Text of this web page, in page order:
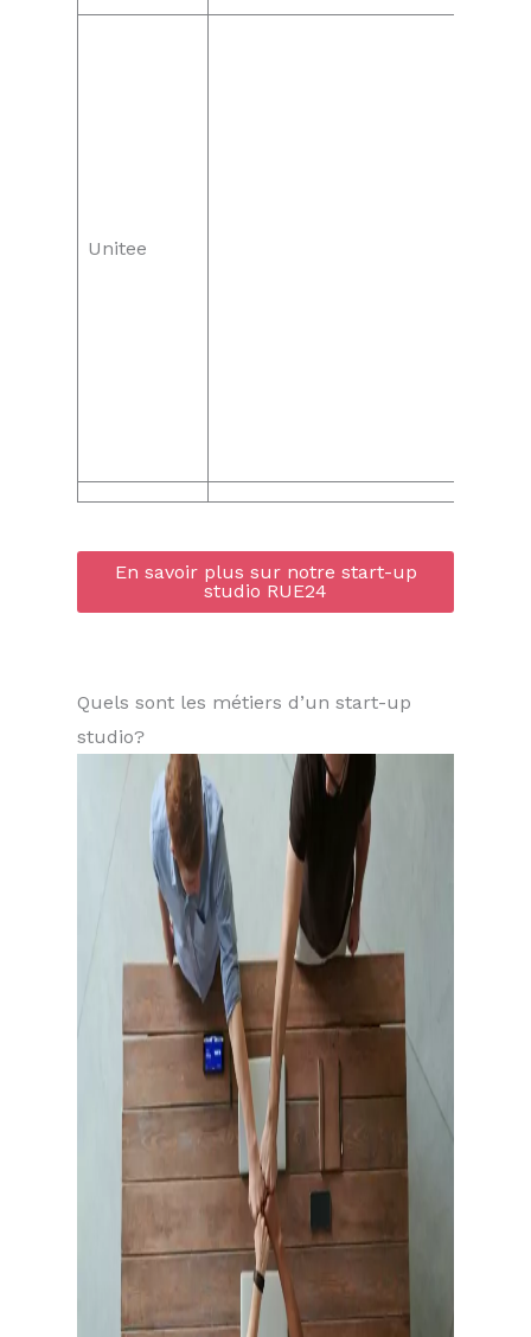
Unitee
En savoir plus sur notre start-up
studio RUE24
Quels sont les métiers d’un start-up
studio?